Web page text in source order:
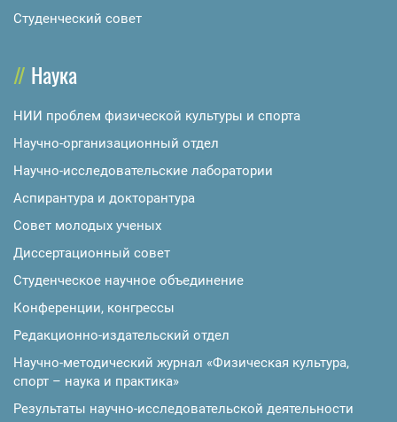
Студенческий совет
Наука
НИИ проблем физической культуры и спорта
Научно-организационный отдел
Научно-исследовательские лаборатории
Аспирантура и докторантура
Совет молодых ученых
Диссертационный совет
Студенческое научное объединение
Конференции, конгрессы
Редакционно-издательский отдел
Научно-методический журнал «Физическая культура,
спорт – наука и практика»
Результаты научно-исследовательской деятельности